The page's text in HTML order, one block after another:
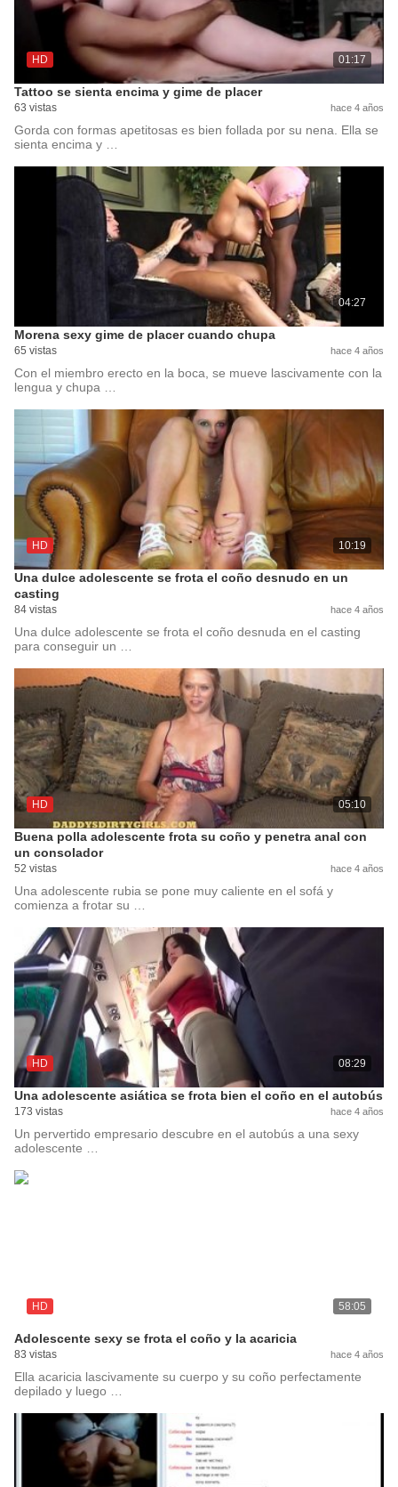
HD 01:17
Tattoo se sienta encima y gime de placer
63 vistas hace 4 años
Gorda con formas apetitosas es bien follada por su nena. Ella se
sienta encima y …
04:27
Morena sexy gime de placer cuando chupa
65 vistas hace 4 años
Con el miembro erecto en la boca, se mueve lascivamente con la
lengua y chupa …
HD 10:19
Una dulce adolescente se frota el coño desnudo en un
casting
84 vistas hace 4 años
Una dulce adolescente se frota el coño desnuda en el casting
para conseguir un …
HD 05:10
Buena polla adolescente frota su coño y penetra anal con
un consolador
52 vistas hace 4 años
Una adolescente rubia se pone muy caliente en el sofá y
comienza a frotar su …
HD 08:29
Una adolescente asiática se frota bien el coño en el autobús
173 vistas hace 4 años
Un pervertido empresario descubre en el autobús a una sexy
adolescente …
HD 58:05
Adolescente sexy se frota el coño y la acaricia
83 vistas hace 4 años
Ella acaricia lascivamente su cuerpo y su coño perfectamente
depilado y luego …